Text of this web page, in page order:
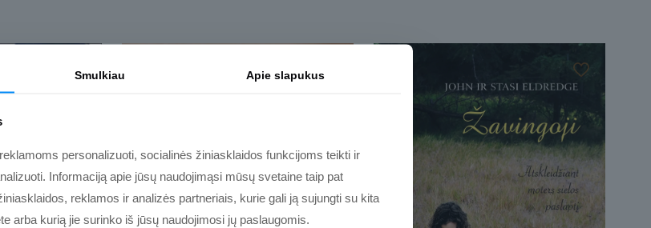
Smulkiau Apie slapukus
personalizuoti, socialinės žiniasklaidos funkcijoms teikti ir
Informaciją apie jūsų naudojimąsi mūsų svetaine taip pat
reklamos ir analizės partneriais, kurie gali ją sujungti su kita
arba kurią jie surinko iš jūsų naudojimosi jų paslaugomis.